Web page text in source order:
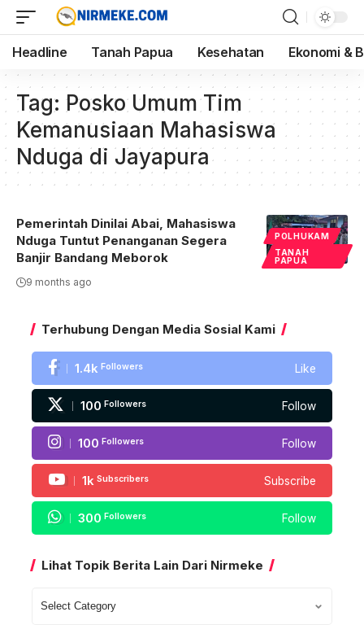
Headline Tanah Papua Kesehatan Ekonomi &
Tag: Posko Umum Tim
Kemanusiaan Mahasiswa
Nduga di Jayapura
POLHUKAM
TANAH
PAPUA
Pemerintah Dinilai Abai, Mahasiswa
Nduga Tuntut Penanganan Segera
Banjir Bandang Meborok
9 months ago
Terhubung Dengan Media Sosial Kami
1.4k Followers Like
100 Followers Follow
100 Followers Follow
1k Subscribers Subscribe
300 Followers Follow
Lihat Topik Berita Lain Dari Nirmeke